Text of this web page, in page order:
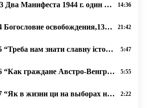
Ч.73 Два Манифеста 1944 г. один русинский, один от коммунистов 14:36
ч.74 Богословие освобождения,13.08.2020, проф. Димитрий Сидор 21:42
ч.75 “Треба нам знати славну історію русинов“, 26.08.2020, проф. Димитрий Сидор 5:47
ч.76 “Как граждане Австро-Венгрии в Киеве провозглашали УНР“, 27.08.2020, проф. Димитрий Сидор 5:55
ч.77 “Як в жизни ци на выборах не поддержати бы чужого؟“, 31.08.2020, проф. Димитрий Сидор 2:22